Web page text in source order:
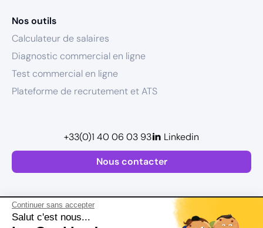
Continuer sans accepter
Salut c'est nous...
Nos outils
Calculateur de salaires
Diagnostic commercial en ligne
Test commercial en ligne
Plateforme de recrutement et ATS
Nous contacter
+33(0)1 40 06 03 93 Linkedin